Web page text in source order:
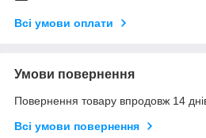
Всі умови оплати
Умови повернення
Повернення товару впродовж 14
Всі умови повернення